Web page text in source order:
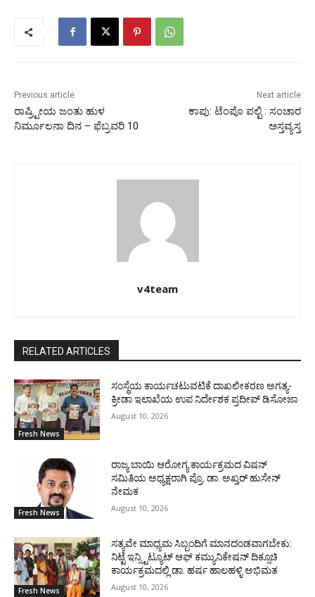
Previous article
ರಾಷ್ರ್ಟೀಯ ಜಂತು ಹುಳ
ನಿರ್ಮೂಲನಾ ದಿನ – ಫೆಬ್ರವರಿ 10
Next article
ಕಾಪು: ಟೆಂಪೊ ಪಲ್ಟಿ : ಸಂಚಾರ
ಅಸ್ತವ್ಯಸ್ತ
v4team
RELATED ARTICLES
Fresh News
ಸಂಸ್ಥೆಯ ಕಾರ್ಯಚಟುವಟಿಕೆ ದಾಖಲೀಕರಣ ಅಗತ್ಯ-
ಕ್ರೀಡಾ ಇಲಾಖೆಯ ಉಪ ನಿರ್ದೇಶಕ ಪ್ರದೀಪ್ ಡಿಸೋಜಾ
August 10, 2026
Fresh News
ರಾಜ್ಯ ಬಾಯಿ ಆರೋಗ್ಯ ಕಾರ್ಯಕ್ರಮದ ವಿಷನ್
ಸಮಿತಿಯ ಅಧ್ಯಕ್ಷರಾಗಿ ಪ್ರೊ. ಡಾ. ಅಖ್ತರ್ ಹುಸೇನ್
ನೇಮಕ
August 10, 2026
Fresh News
ಸತ್ಯವೇ ಮಾಧ್ಯಮ ಸಿಬ್ಬಂದಿಗೆ ಮಾನದಂಡವಾಗಬೇಕು:
ನಿಟ್ಟೆ ಇನ್ಸ್ಟಿಟ್ಯೂಟ್ ಆಫ್ ಕಮ್ಯುನಿಕೇಷನ್ ದಿಕ್ಸೂಚಿ
ಕಾರ್ಯಕ್ರಮದಲ್ಲಿ ಡಾ. ಹರ್ಷ ಹಾಲಹಳ್ಳಿ ಅಭಿಮತ
August 10, 2026